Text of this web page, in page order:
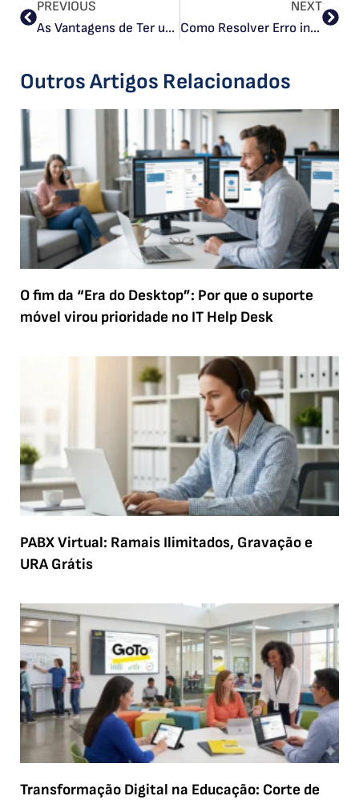
PREVIOUS
As Vantagens de Ter um Contact Center Com IA Integranda
NEXT
Como Resolver Erro interno 300 MULTIPLE CHOICES
Outros Artigos Relacionados
O fim da “Era do Desktop”: Por que o suporte
móvel virou prioridade no IT Help Desk
PABX Virtual: Ramais Ilimitados, Gravação e
URA Grátis
Transformação Digital na Educação: Corte de